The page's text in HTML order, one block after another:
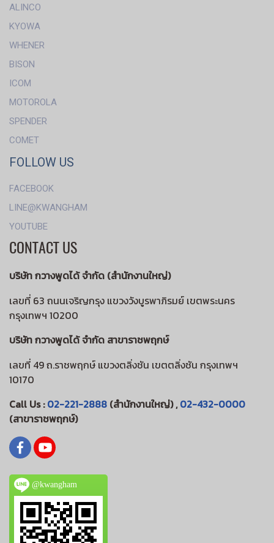
ALINCO
KYOWA
WHENER
BISON
ICOM
MOTOROLA
SPENDER
COMET
FOLLOW US
FACEBOOK
LINE@KWANGHAM
YOUTUBE
CONTACT US
บริษัท กวางพูดได้ จำกัด (สำนักงานใหญ่)
เลขที่ 63 ถนนเจริญกรุง แขวงวังบูรพาภิรมย์ เขตพระนคร
กรุงเทพฯ 10200
บริษัท กวางพูดได้ จำกัด สาขาราชพฤกษ์
เลขที่ 49 ถ.ราชพฤกษ์ แขวงตลิ่งชัน เขตตลิ่งชัน กรุงเทพฯ
10170
Call Us :02-221-2888 (สำนักงานใหญ่) ,02-432-0000
(สาขาราชพฤกษ์)
@kwangham